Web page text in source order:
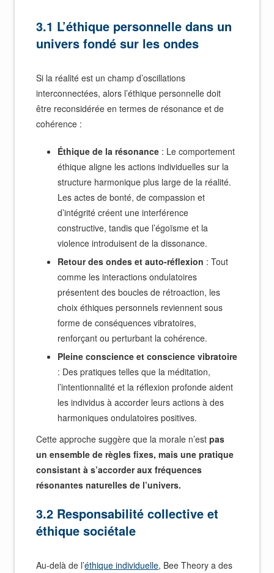
3.1 L’éthique personnelle dans un
univers fondé sur les ondes
Si la réalité est un champ d’oscillations
interconnectées, alors l’éthique personnelle doit
être reconsidérée en termes de résonance et de
cohérence :
Éthique de la résonance : Le comportement
éthique aligne les actions individuelles sur la
structure harmonique plus large de la réalité.
Les actes de bonté, de compassion et
d’intégrité créent une interférence
constructive, tandis que l’égoïsme et la
violence introduisent de la dissonance.
Retour des ondes et auto-réflexion : Tout
comme les interactions ondulatoires
présentent des boucles de rétroaction, les
choix éthiques personnels reviennent sous
forme de conséquences vibratoires,
renforçant ou perturbant la cohérence.
Pleine conscience et conscience vibratoire
: Des pratiques telles que la méditation,
l’intentionnalité et la réflexion profonde aident
les individus à accorder leurs actions à des
harmoniques ondulatoires positives.
Cette approche suggère que la morale n’estpas
un ensemble de règles fixes, mais une pratique
consistant à s’accorder aux fréquences
résonantes naturelles de l’univers.
3.2 Responsabilité collective et
éthique sociétale
Au-delà de l’éthique individuelle, Bee Theory a des